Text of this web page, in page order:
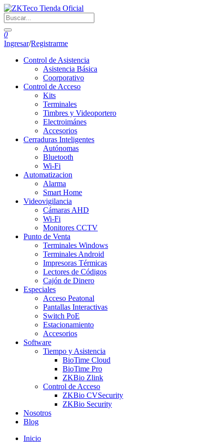
0
Ingresar/Registrarme
Control de Asistencia
Asistencia Básica
Coorporativo
Control de Acceso
Kits
Terminales
Timbres y Videoportero
Electroimánes
Accesorios
Cerraduras Inteligentes
Autónomas
Bluetooth
Wi-Fi
Automatizacion
Alarma
Smart Home
Videovigilancia
Cámaras AHD
Wi-Fi
Monitores CCTV
Punto de Venta
Terminales Windows
Terminales Android
Impresoras Térmicas
Lectores de Códigos
Cajón de Dinero
Especiales
Acceso Peatonal
Pantallas Interactivas
Switch PoE
Estacionamiento
Accesorios
Software
Tiempo y Asistencia
BioTime Cloud
BioTime Pro
ZKBio Zlink
Control de Acceso
ZKBio CVSecurity
ZKBio Security
Nosotros
Blog
Inicio